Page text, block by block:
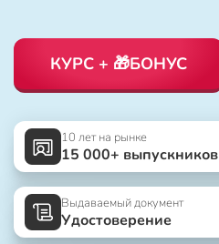
КУРС + 🎁БОНУС
10 лет на рынке
15 000+ выпускников
Выдаваемый документ
Удостоверение